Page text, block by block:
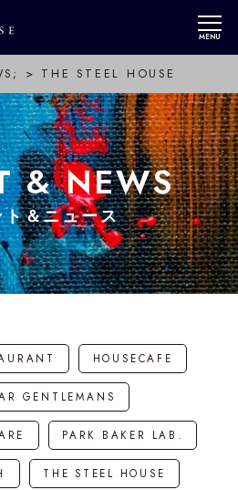
MENU
THE STEEL HOUSE
& NEWS
ト＆ニュース
HOUSECAFE
GENTLEMANS
PARK BAKER LAB.
THE STEEL HOUSE